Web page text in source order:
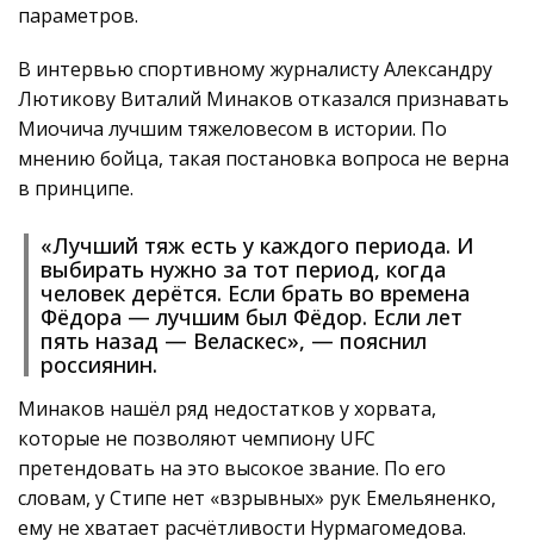
параметров.
В интервью спортивному журналисту Александру
Лютикову Виталий Минаков отказался признавать
Миочича лучшим тяжеловесом в истории. По
мнению бойца, такая постановка вопроса не верна
в принципе.
«Лучший тяж есть у каждого периода. И
выбирать нужно за тот период, когда
человек дерётся. Если брать во времена
Фёдора — лучшим был Фёдор. Если лет
пять назад — Веласкес», — пояснил
россиянин.
Минаков нашёл ряд недостатков у хорвата,
которые не позволяют чемпиону UFC
претендовать на это высокое звание. По его
словам, у Стипе нет «взрывных» рук Емельяненко,
ему не хватает расчётливости Нурмагомедова.